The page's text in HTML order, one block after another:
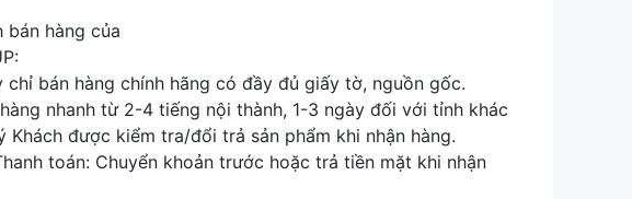
bán hàng của
bán hàng chính hãng có đầy đủ giấy tờ, nguồn gốc.
nhanh từ 2-4 tiếng nội thành, 1-3 ngày đối với tỉnh khác
được kiểm tra/đổi trả sản phẩm khi nhận hàng.
toán: Chuyển khoản trước hoặc trả tiền mặt khi nhận